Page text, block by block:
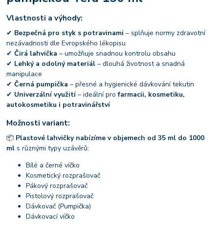
Vlastnosti a výhody:
✔ Bezpečná pro styk s potravinami – splňuje normy zdravotní
nezávadnosti dle Evropského lékopisu
✔Čirá lahvička – umožňuje snadnou kontrolu obsahu
✔ Lehký a odolný materiál – dlouhá životnost a snadná
manipulace
✔Černá pumpička – přesné a hygienické dávkování tekutin
✔ Univerzální využití– ideální profarmacii, kosmetiku,
autokosmetiku i potravinářství
Možnosti variant:
📦 Plastové lahvičky nabízíme v objemech od 35 ml do 1000
ml s různými typy uzávěrů:
Bílé a černé víčko
Kosmetický rozprašovač
Pákový rozprašovač
Pistolový rozprašovač
Dávkovač (Pumpička)
Dávkovací víčko